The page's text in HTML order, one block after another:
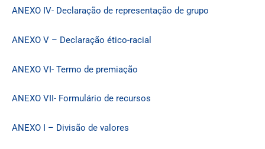
ANEXO IV- Declaração de representação de grupo
ANEXO V – Declaração ético-racial
ANEXO VI- Termo de premiação
ANEXO VII- Formulário de recursos
ANEXO I – Divisão de valores